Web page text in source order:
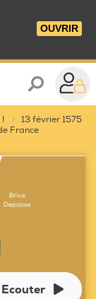
OUVRIR
!
13 février 1575
France
Ecouter